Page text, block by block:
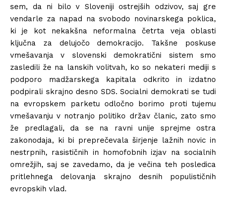
sem, da ni bilo v Sloveniji ostrejših odzivov, saj gre
vendarle za napad na svobodo novinarskega poklica,
ki je kot nekakšna neformalna četrta veja oblasti
ključna za delujočo demokracijo. Takšne poskuse
vmešavanja v slovenski demokratični sistem smo
zasledili že na lanskih volitvah, ko so nekateri mediji s
podporo madžarskega kapitala odkrito in izdatno
podpirali skrajno desno SDS. Socialni demokrati se tudi
na evropskem parketu odločno borimo proti tujemu
vmešavanju v notranjo politiko držav članic, zato smo
že predlagali, da se na ravni unije sprejme ostra
zakonodaja, ki bi preprečevala širjenje lažnih novic in
nestrpnih, rasističnih in homofobnih izjav na socialnih
omrežjih, saj se zavedamo, da je večina teh posledica
pritlehnega delovanja skrajno desnih populističnih
evropskih vlad.